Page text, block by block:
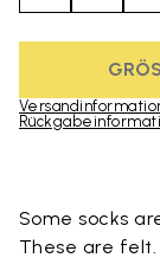
Some socks
These are felt.